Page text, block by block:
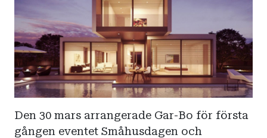
Den 30 mars arrangerade Gar-Bo för första
gången eventet Småhusdagen och